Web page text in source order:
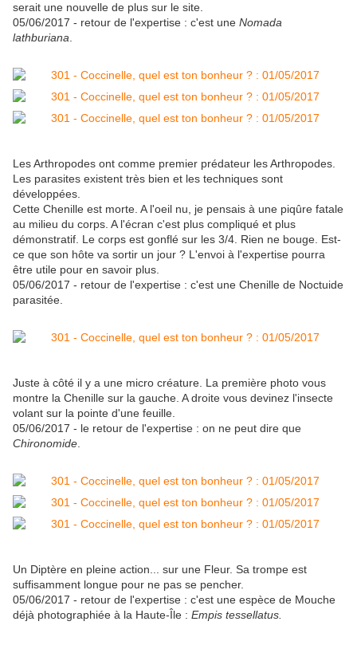
serait une nouvelle de plus sur le site.
05/06/2017 - retour de l'expertise : c'est une Nomada
lathburiana
Les Arthropodes ont comme premier prédateur les Arthropodes.
Les parasites existent très bien et les techniques sont
développées.
Cette Chenille est morte. A l'oeil nu, je pensais à une piqûre fatale
au milieu du corps. A l'écran c'est plus compliqué et plus
démonstratif. Le corps est gonflé sur les 3/4. Rien ne bouge. Est-
ce que son hôte va sortir un jour ? L'envoi à l'expertise pourra
être utile pour en savoir plus.
05/06/2017 - retour de l'expertise : c'est une Chenille de Noctuide
parasitée.
Juste à côté il y a une micro créature. La première photo vous
montre la Chenille sur la gauche. A droite vous devinez l'insecte
volant sur la pointe d'une feuille.
05/06/2017 - le retour de l'expertise : on ne peut dire que
Chironomide
Un Diptère en pleine action... sur une Fleur. Sa trompe est
suffisamment longue pour ne pas se pencher.
05/06/2017 - retour de l'expertise : c'est une espèce de Mouche
déjà photographiée à la Haute-Île : Empis tessellatus